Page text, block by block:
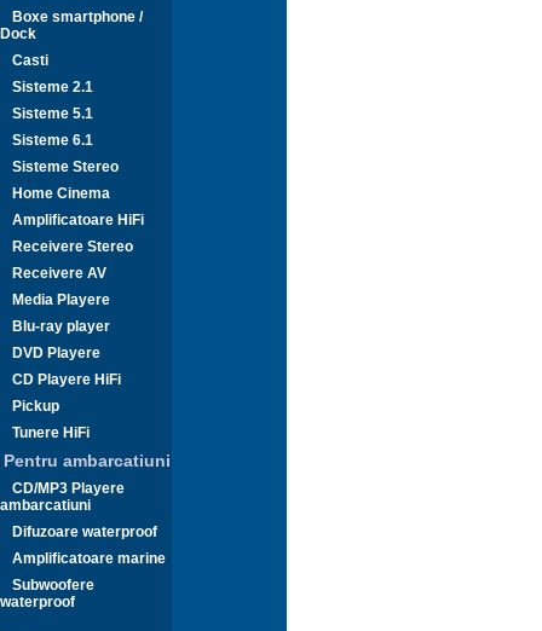
Boxe smartphone /
Dock
Casti
Sisteme 2.1
Sisteme 5.1
Sisteme 6.1
Sisteme Stereo
Home Cinema
Amplificatoare HiFi
Receivere Stereo
Receivere AV
Media Playere
Blu-ray player
DVD Playere
CD Playere HiFi
Pickup
Tunere HiFi
Pentru ambarcatiuni
CD/MP3 Playere
ambarcatiuni
Difuzoare waterproof
Amplificatoare marine
Subwoofere
waterproof